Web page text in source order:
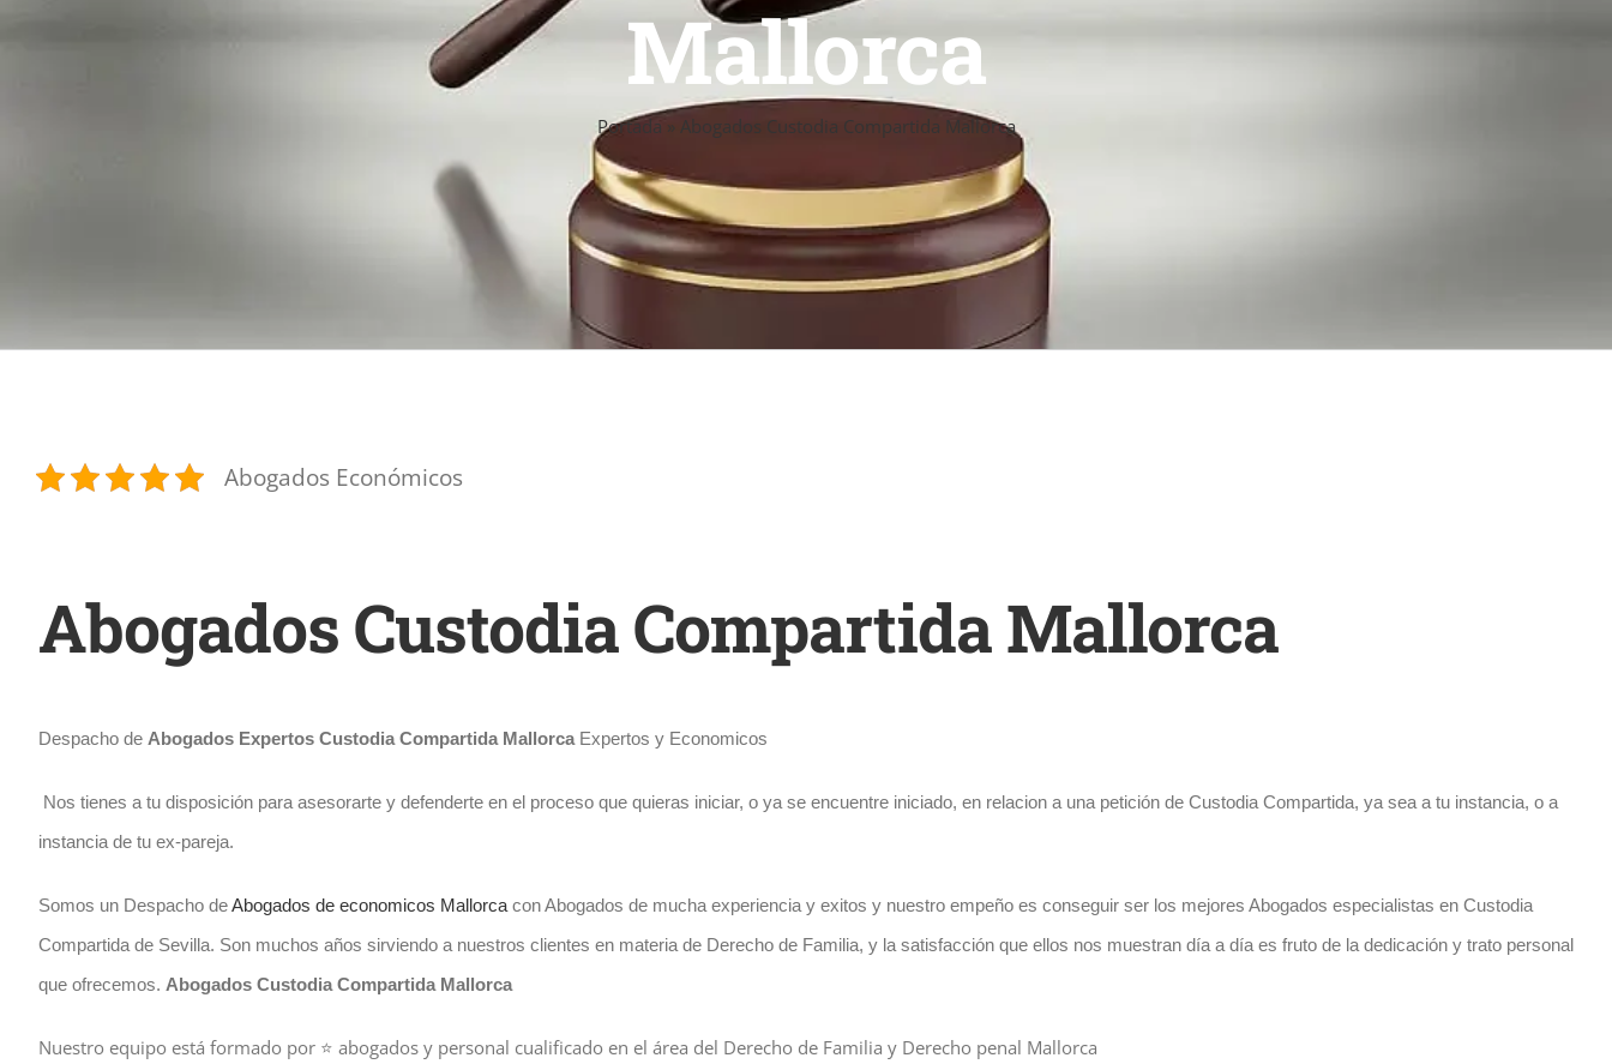
Mallorca
Portada » Abogados Custodia Compartida Mallorca
Abogados Económicos
Abogados Custodia Compartida Mallorca
Despacho de Abogados Expertos Custodia Compartida MallorcaExpertos y Economicos
Nos tienes a tu disposición para asesorarte y defenderte en el proceso que quieras iniciar, o ya se encuentre iniciado, en relacion a una petición de Custodia Compartida, ya sea a tu instancia, o a
instancia de tu ex-pareja.
Somos un Despacho deAbogados de economicos Mallorca con Abogados de mucha experiencia y exitos y nuestro empeño es conseguir ser los mejores Abogados especialistas en Custodia
Compartida de Sevilla. Son muchos años sirviendo a nuestros clientes en materia de Derecho de Familia, y la satisfacción que ellos nos muestran día a día es fruto de la dedicación y trato personal
que ofrecemos. Abogados Custodia Compartida Mallorca
Nuestro equipo está formado por ⭐️ abogados y personal cualificado en el área del Derecho de Familia y Derecho penal Mallorca